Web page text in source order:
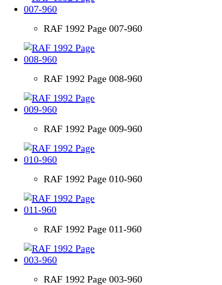
RAF 1992 Page 007-960
RAF 1992 Page 008-960
RAF 1992 Page 009-960
RAF 1992 Page 010-960
RAF 1992 Page 011-960
RAF 1992 Page 003-960